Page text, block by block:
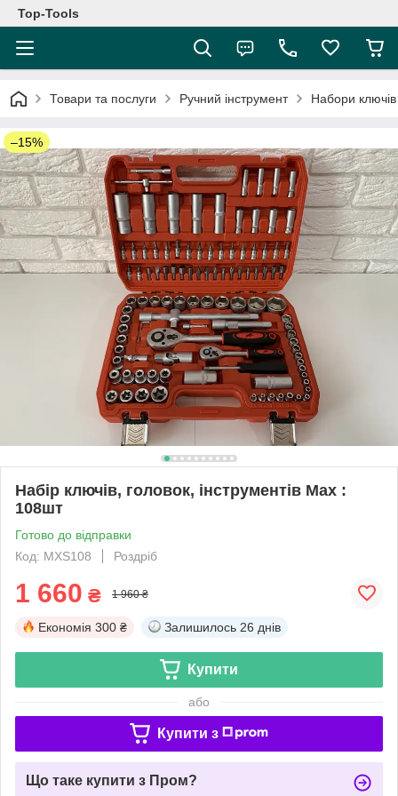
Top-Tools
Товари та послуги Ручний інструмент Набори ключів
–15%
Набір ключів, головок, інструментів Max :
108шт
Готово до відправки
Код: MXS108
Роздріб
1 660 ₴ 1 960 ₴
Економія 300 ₴ Залишилось 26 днів
Купити
або
Купити з
Що таке купити з Пром?